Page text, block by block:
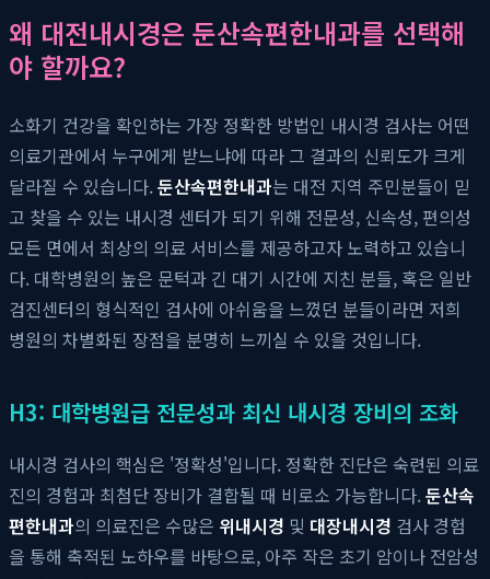
왜 대전내시경은 둔산속편한내과를 선택해
야 할까요?
소화기 건강을 확인하는 가장 정확한 방법인 내시경 검사는 어떤
의료기관에서 누구에게 받느냐에 따라 그 결과의 신뢰도가 크게
달라질 수 있습니다.둔산속편한내과는 대전 지역 주민분들이 믿
고 찾을 수 있는 내시경 센터가 되기 위해 전문성, 신속성, 편의성
모든 면에서 최상의 의료 서비스를 제공하고자 노력하고 있습니
다. 대학병원의 높은 문턱과 긴 대기 시간에 지친 분들, 혹은 일반
검진센터의 형식적인 검사에 아쉬움을 느꼈던 분들이라면 저희
병원의 차별화된 장점을 분명히 느끼실 수 있을 것입니다.
H3: 대학병원급 전문성과 최신 내시경 장비의 조화
내시경 검사의 핵심은 '정확성'입니다. 정확한 진단은 숙련된 의료
진의 경험과 최첨단 장비가 결합될 때 비로소 가능합니다.둔산속
편한내과의 의료진은 수많은 위내시경 및 대장내시경 검사 경험
을 통해 축적된 노하우를 바탕으로, 아주 작은 초기 암이나 전암성